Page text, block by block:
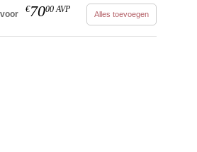
€7000 AVP Alles toevoegen